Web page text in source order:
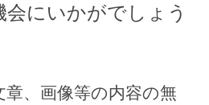
にいかがでしょう